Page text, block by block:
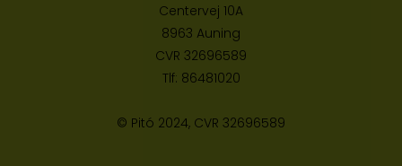
Centervej 10A
8963 Auning
CVR 32696589
Tlf: 86481020
© Pitó 2024, CVR 32696589